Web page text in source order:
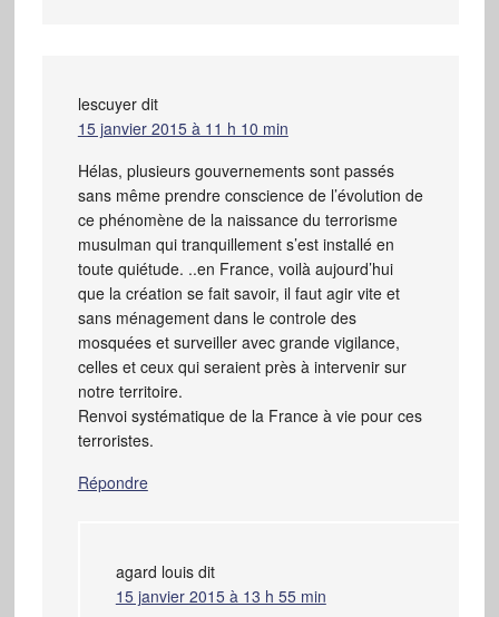
lescuyer dit
15 janvier 2015 à 11 h 10 min
Hélas, plusieurs gouvernements sont passés
sans même prendre conscience de l’évolution de
ce phénomène de la naissance du terrorisme
musulman qui tranquillement s’est installé en
toute quiétude. ..en France, voilà aujourd’hui
que la création se fait savoir, il faut agir vite et
sans ménagement dans le controle des
mosquées et surveiller avec grande vigilance,
celles et ceux qui seraient près à intervenir sur
notre territoire.
Renvoi systématique de la France à vie pour ces
terroristes.
Répondre
agard louis dit
15 janvier 2015 à 13 h 55 min